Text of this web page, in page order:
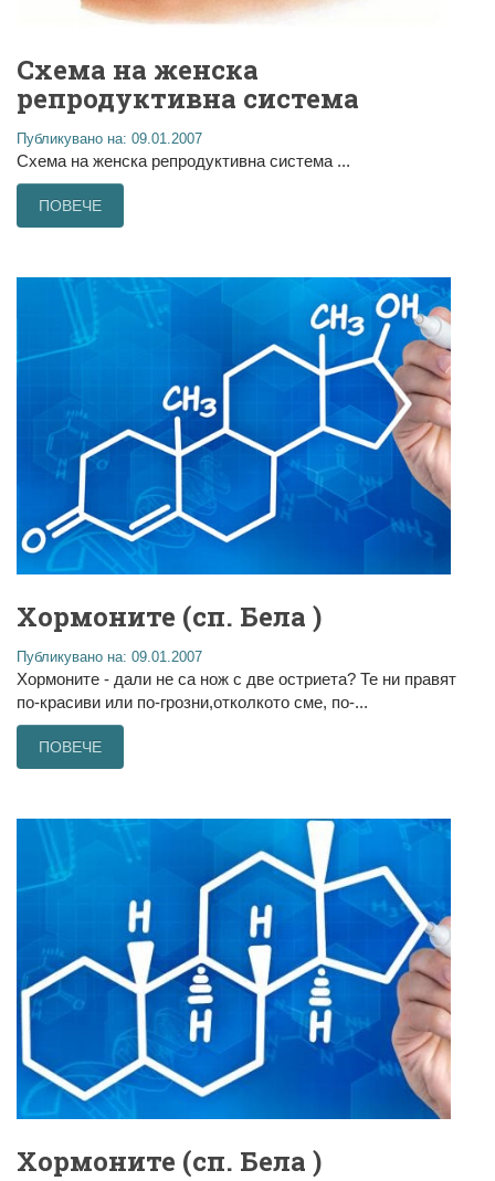
Схема на женска
репродуктивна система
Публикувано на: 09.01.2007
Схема на женска репродуктивна система ...
ПОВЕЧЕ
Хормоните (сп. Бела )
Публикувано на: 09.01.2007
Хормоните - дали не са нож с две остриета? Те ни правят
по-красиви или по-грозни,отколкото сме, по-...
ПОВЕЧЕ
Хормоните (сп. Бела )